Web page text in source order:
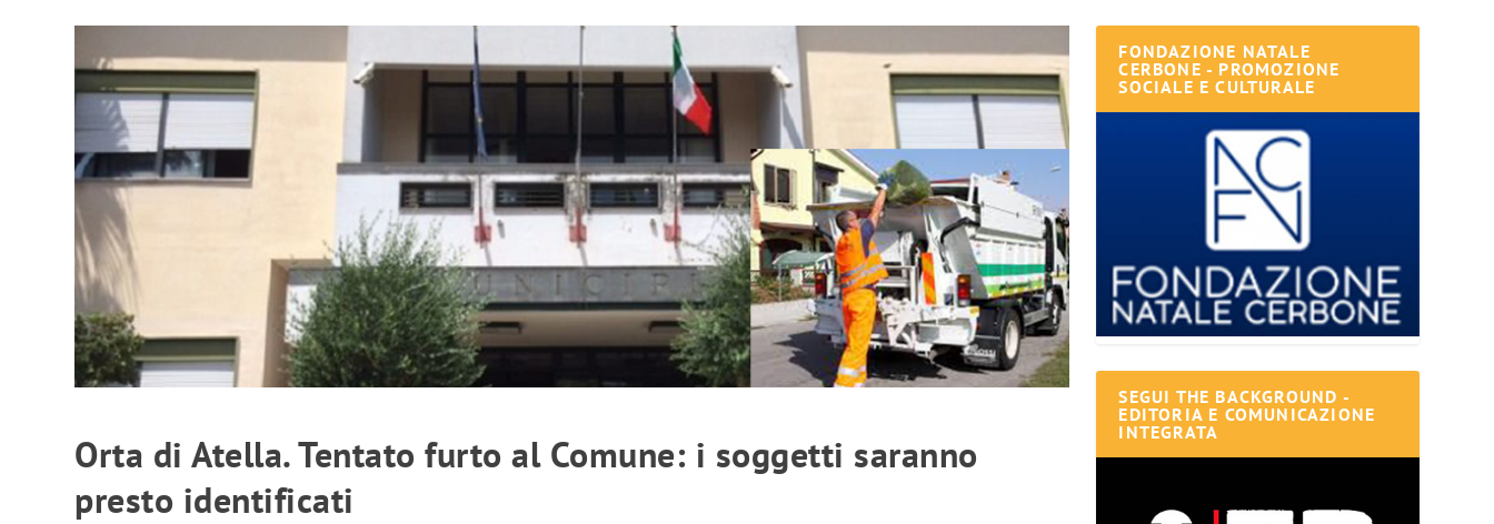
Orta di Atella. Tentato furto al Comune: i soggetti saranno
presto identificati
FONDAZIONE NATALE
CERBONE - PROMOZIONE
SOCIALE E CULTURALE
SEGUI THE BACKGROUND -
EDITORIA E COMUNICAZIONE
INTEGRATA